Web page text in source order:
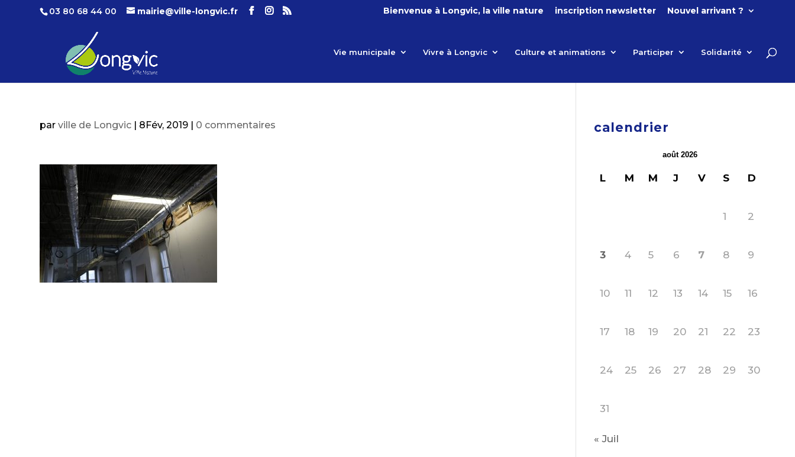
03 80 68 44 00 mairie@ville-longvic.fr Bienvenue à Longvic, la ville nature inscription newsletter Nouvel arrivant ?
Vie municipale Vivre à Longvic Culture et animations Participer Solidarité
parville de Longvic | 8Fév, 2019 | 0 commentaires calendrier
août 2026
L M M J V S D
1 2
3 4 5 6 7 8 9
10 11 12 13 14 15 16
17 18 19 20 21 22 23
24 25 26 27 28 29 30
31
« Juil